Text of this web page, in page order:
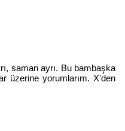
saman ayrı. Bu bambaşka
üzerine yorumlarım. X'den